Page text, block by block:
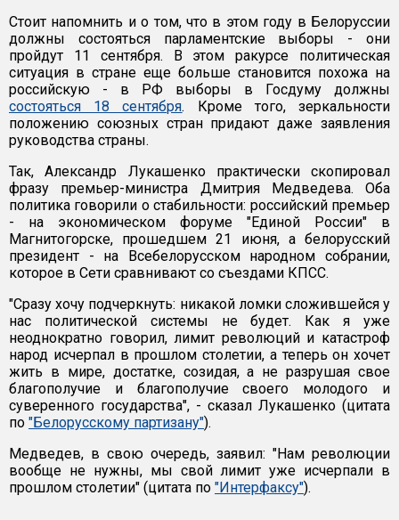
Стоит напомнить и о том, что в этом году в Белоруссии
должны состояться парламентские выборы - они
пройдут 11 сентября. В этом ракурсе политическая
ситуация в стране еще больше становится похожа на
российскую - в РФ выборы в Госдуму должны
состояться 18 сентября. Кроме того, зеркальности
положению союзных стран придают даже заявления
руководства страны.
Так, Александр Лукашенко практически скопировал
фразу премьер-министра Дмитрия Медведева. Оба
политика говорили о стабильности: российский премьер
- на экономическом форуме "Единой России" в
Магнитогорске, прошедшем 21 июня, а белорусский
президент - на Всебелорусском народном собрании,
которое в Сети сравнивают со съездами КПСС.
"Сразу хочу подчеркнуть: никакой ломки сложившейся у
нас политической системы не будет. Как я уже
неоднократно говорил, лимит революций и катастроф
народ исчерпал в прошлом столетии, а теперь он хочет
жить в мире, достатке, созидая, а не разрушая свое
благополучие и благополучие своего молодого и
суверенного государства", - сказал Лукашенко (цитата
по "Белорусскому партизану").
Медведев, в свою очередь, заявил: "Нам революции
вообще не нужны, мы свой лимит уже исчерпали в
прошлом столетии" (цитата по "Интерфаксу").